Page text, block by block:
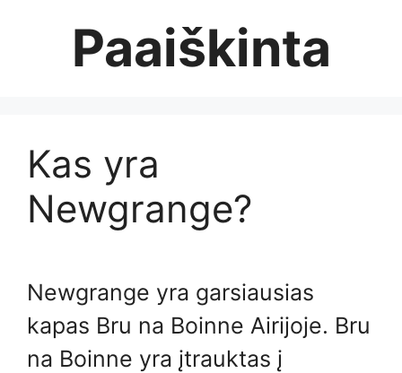
Paaiškinta
Kas yra
Newgrange?
Newgrange yra garsiausias
kapas Bru na Boinne Airijoje. Bru
na Boinne yra įtrauktas į